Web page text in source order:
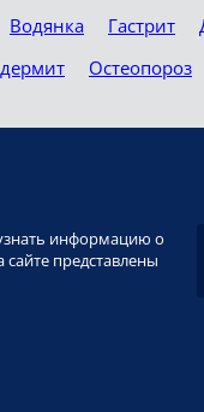
Водянка Гастрит
Остеопороз
информацию о
представлены